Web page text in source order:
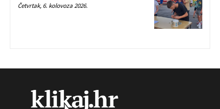
Četvrtak, 6. kolovoza 2026.